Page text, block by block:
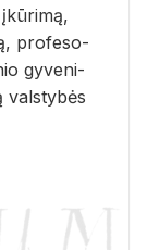
pro­fe­so­
gy­ve­ni­
vals­ty­bės